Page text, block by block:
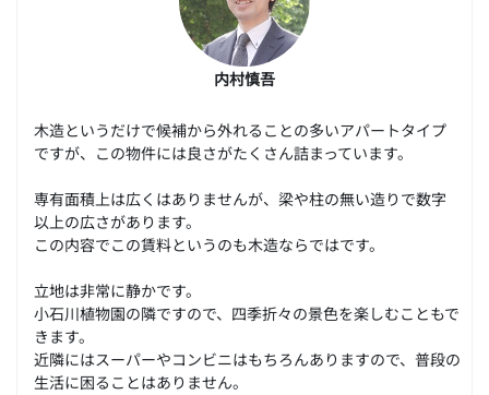
内村慎吾
木造というだけで候補から外れることの多いアパートタイプ
ですが、この物件には良さがたくさん詰まっています。
専有面積上は広くはありませんが、梁や柱の無い造りで数字
以上の広さがあります。
この内容でこの賃料というのも木造ならではです。
立地は非常に静かです。
小石川植物園の隣ですので、四季折々の景色を楽しむこともで
きます。
近隣にはスーパーやコンビニはもちろんありますので、普段の
生活に困ることはありません。